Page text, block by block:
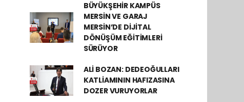
BÜYÜKŞEHİR KAMPÜS
MERSİN VE GARAJ
MERSİN’DE DİJİTAL
DÖNÜŞÜM EĞİTİMLERİ
SÜRÜYOR
ALİ BOZAN: DEDEOĞULLARI
KATLİAMININ HAFIZASINA
DOZER VURUYORLAR